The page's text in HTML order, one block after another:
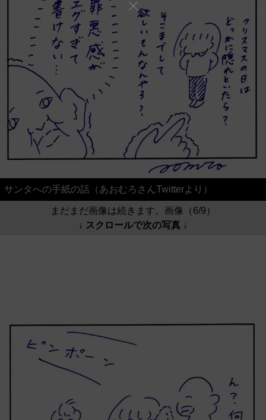
サンタへの手紙の話（あおむろさんTwitterより）
まだまだ画像は続きます。画像（6/9）
↓ スクロールで次の写真 ↓